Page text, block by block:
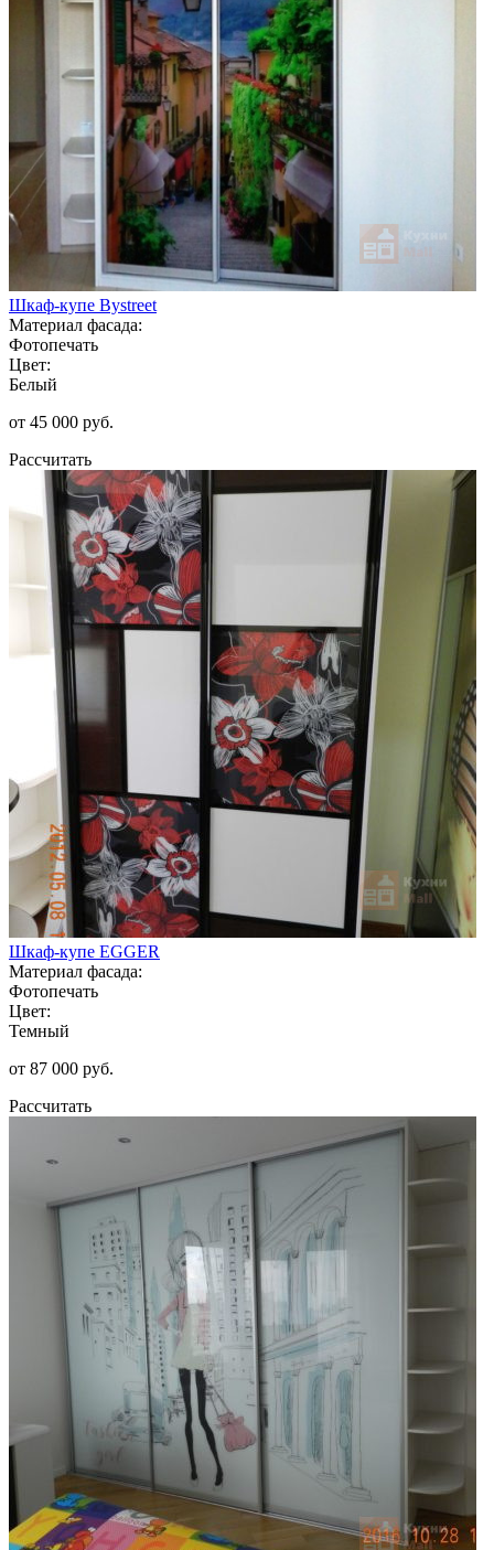
Шкаф-купе Bystreet
Материал фасада:
Фотопечать
Цвет:
Белый
от 45 000 руб.
Рассчитать
Шкаф-купе EGGER
Материал фасада:
Фотопечать
Цвет:
Темный
от 87 000 руб.
Рассчитать